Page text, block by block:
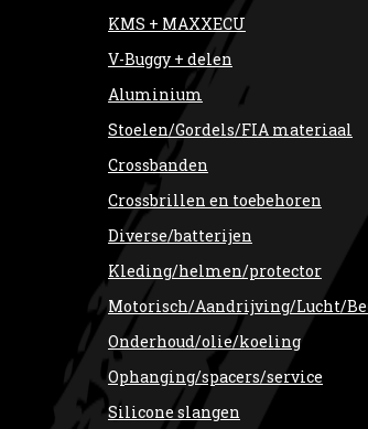
KMS + MAXXECU
V-Buggy + delen
Aluminium
Stoelen/Gordels/FIA materiaal
Crossbanden
Crossbrillen en toebehoren
Diverse/batterijen
Kleding/helmen/protector
Motorisch/Aandrijving/Lucht/
Onderhoud/olie/koeling
Ophanging/spacers/service
Silicone slangen